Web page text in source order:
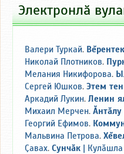
Электронлӑ
Валери Туркай.
Николай Плотников.
Мелания Никифорова.
Сергей Юшков. Этем
Аркадий Лукин. Ленин
Михаил Мерчен. Ăнтăлу
Георгий Ефимов.
Мальвина Петрова.
Ҫавах. Сунчăк | Кулăшла